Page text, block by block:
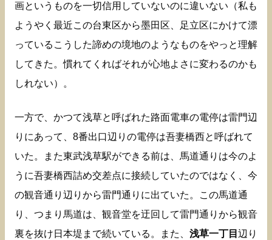
画というものを一切信用していないのに違いない（私も
ようやく最近この台東区から墨田区、足立区にかけて漂
っているこうした諦めの境地のようなものをやっと理解
してきた。慣れてくればそれが心地よさに変わるのかも
しれない）。
一方で、かつて浅草と呼ばれた路面電車の電停は雷門辺
りにあって、8番出口辺りの電停は吾妻橋西と呼ばれて
いた。また東武浅草駅ができる前は、馬道通りは今のよ
うに吾妻橋西詰め交差点に接続していたのではなく、今
の観音通り辺りから雷門通りに出ていた。この馬道通
り、つまり馬道は、観音堂を迂回して雷門通りから観音
裏を抜け日本堤まで続いている。また、 浅草一丁目 辺り